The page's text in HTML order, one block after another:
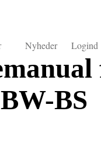
Nyheder Logind
BS